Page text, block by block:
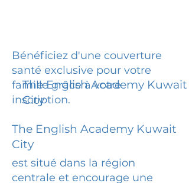
Bénéficiez d'une couverture
santé exclusive pour votre
famille grâce à votre
inscription.
The English Academy Kuwait
City
The English Academy Kuwait
City
est situé dans la région
centrale et encourage une